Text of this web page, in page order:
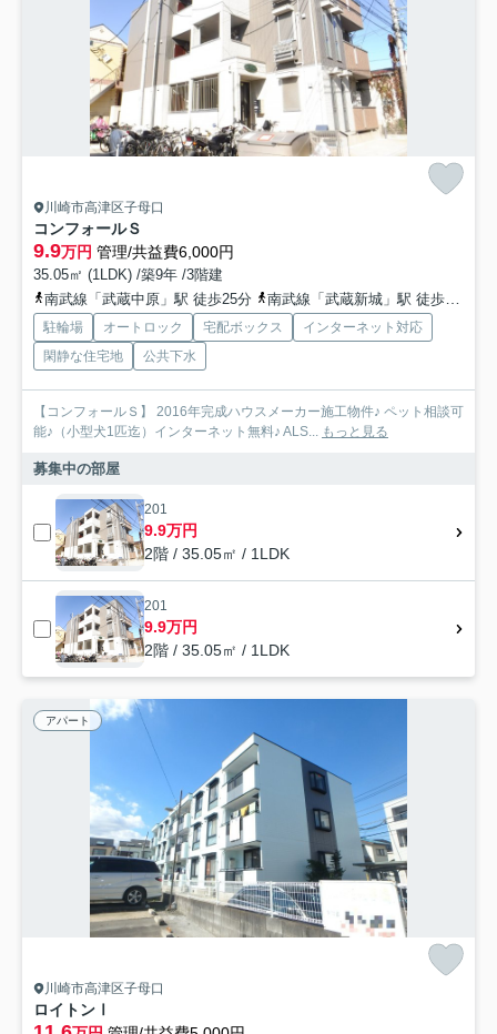
川崎市高津区子母口
コンフォールＳ
9.9万円 管理/共益費6,000円
35.05㎡ (1LDK) /築9年 /3階建
南武線「武蔵中原」駅 徒歩25分
南武線「武蔵新城」駅 徒歩27分
駐輪場 オートロック 宅配ボックス
インターネット対応
閑静な住宅地
公共下水
【コンフォールＳ】 2016年完成ハウスメーカー施工物件♪ ペット相談可
能♪（小型犬1匹迄）インターネット無料♪ ALS... もっと見る
募集中の部屋
201
9.9万円
2階 / 35.05㎡ / 1LDK
201
9.9万円
2階 / 35.05㎡ / 1LDK
アパート
川崎市高津区子母口
ロイトンⅠ